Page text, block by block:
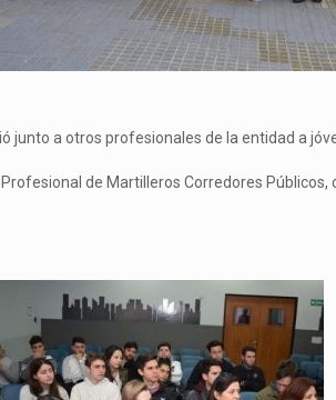
a otros profesionales de la entidad a
de Martilleros Corredores Públicos,